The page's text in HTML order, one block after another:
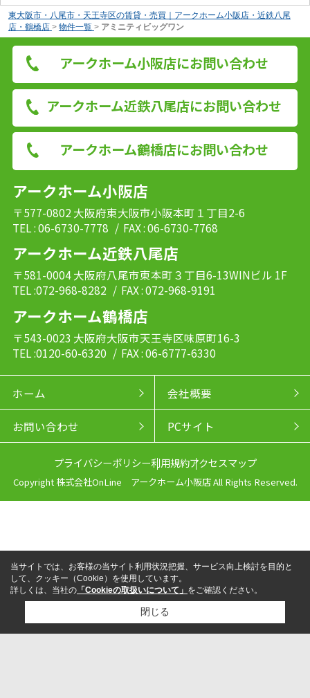
東大阪市・八尾市・天王寺区の賃貸・売買｜アークホーム小阪店・近鉄八尾
店・鶴橋店 > 物件一覧 > アミニティビッグワン
アークホーム小阪店にお問い合わせ
アークホーム近鉄八尾店にお問い合わせ
アークホーム鶴橋店にお問い合わせ
アークホーム小阪店
〒577-0802 大阪府東大阪市小阪本町１丁目2-6
TEL : 06-6730-7778 / FAX : 06-6730-7768
アークホーム近鉄八尾店
〒581-0004 大阪府八尾市東本町３丁目6-13WINビル 1F
TEL :072-968-8282 / FAX : 072-968-9191
アークホーム鶴橋店
〒543-0023 大阪府大阪市天王寺区味原町16-3
TEL :0120-60-6320 / FAX : 06-6777-6330
ホーム 会社概要
お問い合わせ PCサイト
プライバシーポリシー利用規約アクセスマップ
Copyright 株式会社OnLine アークホーム小阪店 All Rights Reserved.
LINEからお問い合わせ
当サイトでは、お客様の当サイト利用状況把握、サービス向上検討を目的と
して、クッキー（Cookie）を使用しています。
詳しくは、当社の 「Cookieの取扱いについて」 をご確認ください。
閉じる